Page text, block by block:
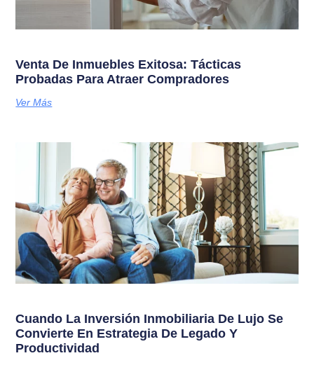
Venta De Inmuebles Exitosa: Tácticas
Probadas Para Atraer Compradores
Ver Más
Cuando La Inversión Inmobiliaria De Lujo Se
Convierte En Estrategia De Legado Y
Productividad